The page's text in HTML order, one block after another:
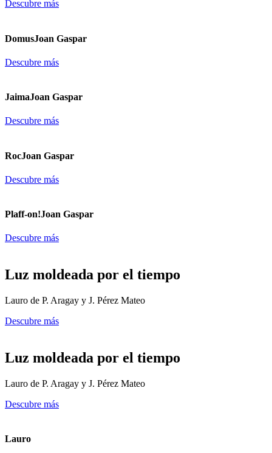
Descubre más
DomusJoan Gaspar
Descubre más
JaimaJoan Gaspar
Descubre más
RocJoan Gaspar
Descubre más
Plaff-on!Joan Gaspar
Descubre más
Luz moldeada por el tiempo
Lauro de P. Aragay y J. Pérez Mateo
Descubre más
Luz moldeada por el tiempo
Lauro de P. Aragay y J. Pérez Mateo
Descubre más
Lauro